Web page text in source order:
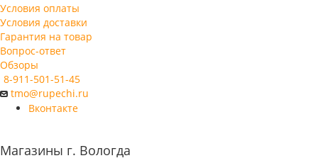
Условия оплаты
Условия доставки
Гарантия на товар
Вопрос-ответ
Обзоры
8-911-501-51-45
tmo@rupechi.ru
Вконтакте
Магазины г. Вологда